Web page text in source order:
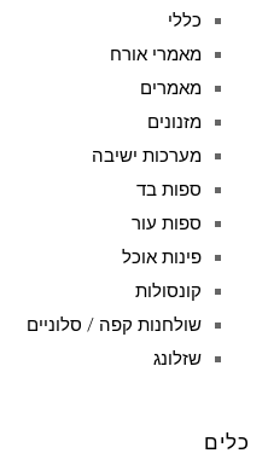
כללי
מאמרי אורח
מאמרים
מזנונים
מערכות ישיבה
ספות בד
ספות עור
פינות אוכל
קונסולות
שולחנות קפה / סלוניים
שזלונג
כלים